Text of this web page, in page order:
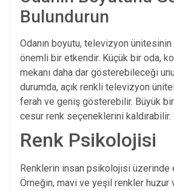
Bulundurun
Odanın boyutu, televizyon
önemli bir etkendir. Küçük bir oda,
mekanı daha dar gösterebileceği
durumda, açık renkli televizyon
ferah ve geniş gösterebilir. Büyük
cesur renk seçeneklerini kaldırabilir.
Renk Psikolojisi
Renklerin insan psikolojisi üzerinde
Örneğin, mavi ve yeşil renkler